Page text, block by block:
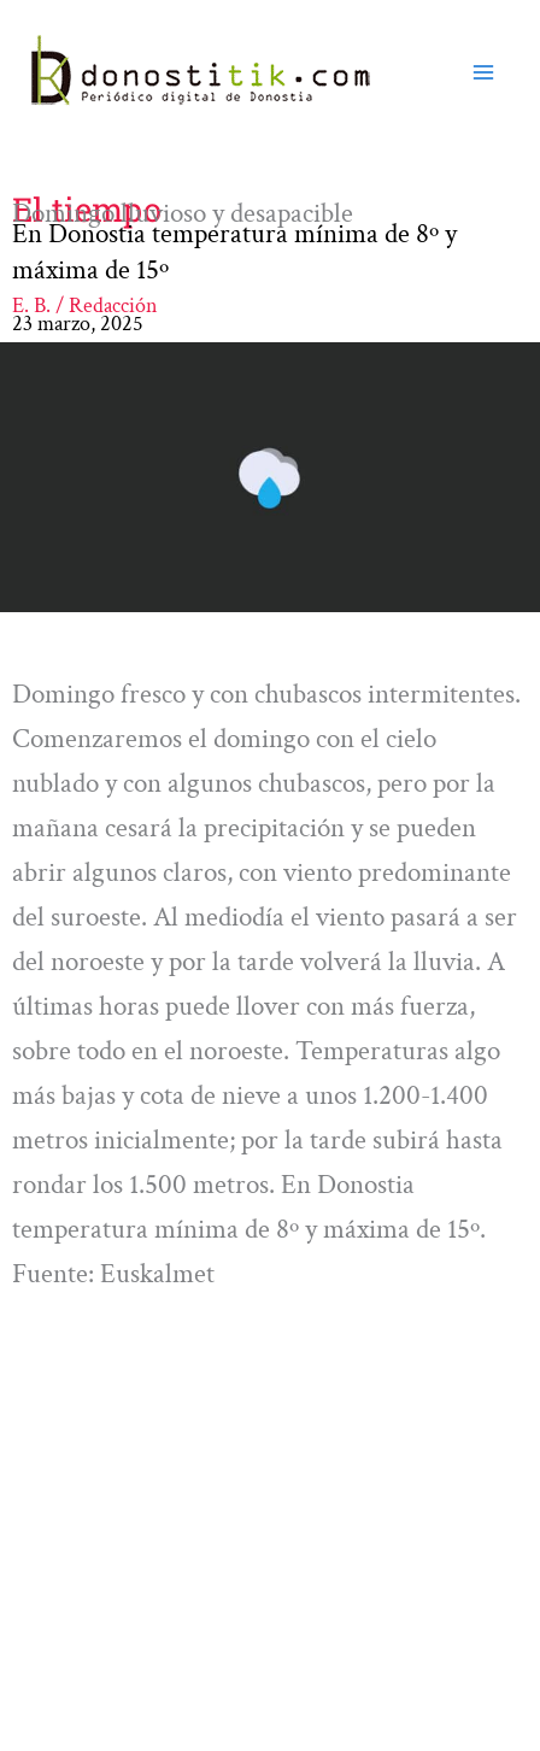
contenido
El tiempo
Domingo lluvioso y desapacible
En Donostia temperatura mínima de 8º y
máxima de 15º
E. B. / Redacción
23 marzo, 2025
Domingo fresco y con chubascos intermitentes.
Comenzaremos el domingo con el cielo
nublado y con algunos chubascos, pero por la
mañana cesará la precipitación y se pueden
abrir algunos claros, con viento predominante
del suroeste. Al mediodía el viento pasará a ser
del noroeste y por la tarde volverá la lluvia. A
últimas horas puede llover con más fuerza,
sobre todo en el noroeste. Temperaturas algo
más bajas y cota de nieve a unos 1.200-1.400
metros inicialmente; por la tarde subirá hasta
rondar los 1.500 metros. En Donostia
temperatura mínima de 8º y máxima de 15º.
Fuente: Euskalmet